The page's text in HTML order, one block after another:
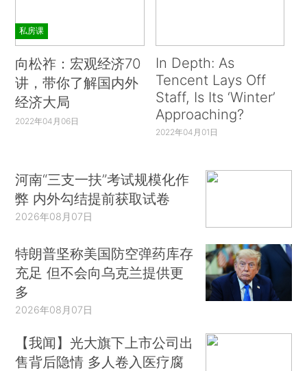
私房课
向松祚：宏观经济70
讲，带你了解国内外
经济大局
2022年04月06日
In Depth: As
Tencent Lays Off
Staff, Is Its ‘Winter’
Approaching?
2022年04月01日
河南“三支一扶”考试规模化作
弊 内外勾结提前获取试卷
2026年08月07日
特朗普坚称美国防空弹药库存
充足 但不会向乌克兰提供更
多
2026年08月07日
【我闻】光大旗下上市公司出
售背后隐情 多人卷入医疗腐